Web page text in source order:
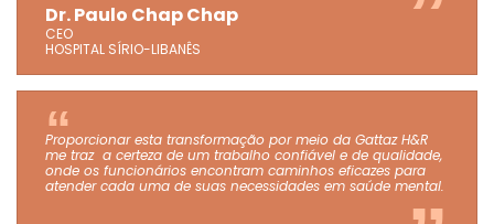
Dr. Paulo Chap Chap
CEO
HOSPITAL SÍRIO-LIBANÊS
Proporcionar esta transformação por meio da Gattaz H&R
me traz a certeza de um trabalho confiável e de qualidade,
onde os funcionários encontram caminhos eficazes para
atender cada uma de suas necessidades em saúde mental.